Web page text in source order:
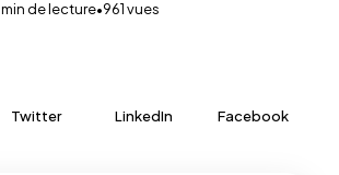
min de lecture•961vues
Twitter LinkedIn Facebook